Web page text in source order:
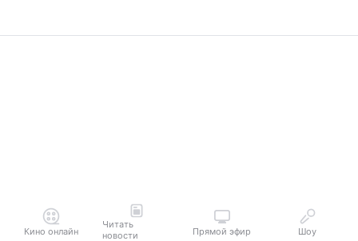
Кино онлайн
Читать
новости
Прямой эфир Шоу